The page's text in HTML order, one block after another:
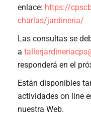
enlace: https://
charlas/jardineria/
Las consultas se
a
responderá en el
Están disponibles
actividades on line
nuestra Web.